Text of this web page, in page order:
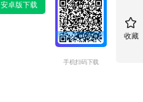
安卓版下载
手机扫码下载
收藏